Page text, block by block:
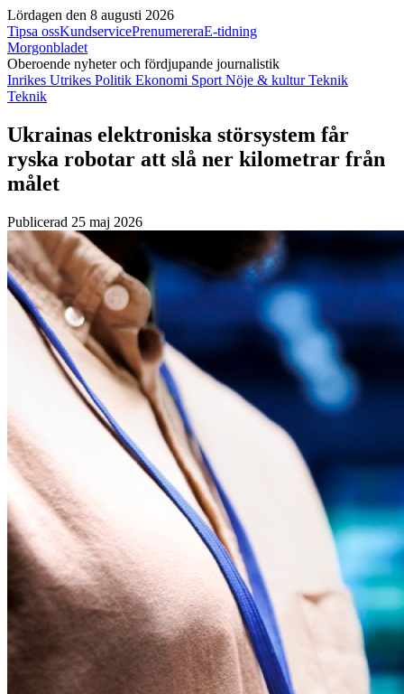
Lördagen den 8 augusti 2026
Tipsa ossKundservicePrenumereraE-tidning
Morgonbladet
Oberoende nyheter och fördjupande journalistik
Inrikes Utrikes Politik Ekonomi Sport Nöje & kulturTeknik
Teknik
Ukrainas elektroniska störsystem får
ryska robotar att slå ner kilometrar från
målet
Publicerad 25 maj 2026